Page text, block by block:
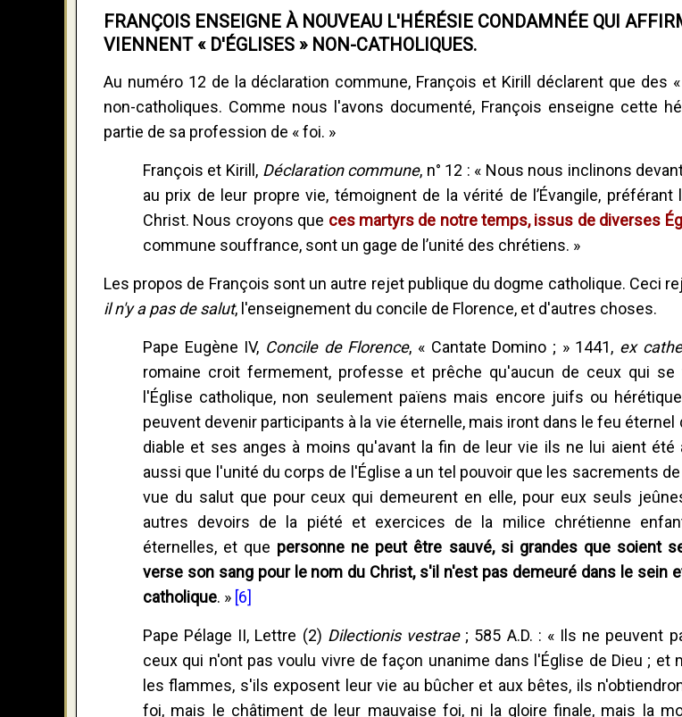
FRANÇOIS ENSEIGNE À NOUVEAU L'HÉRÉSIE CONDAMNÉE QUI
VIENNENT « D'ÉGLISES » NON-CATHOLIQUES.
Au numéro 12 de la déclaration commune, François et Kirill déclarent que des
non-catholiques. Comme nous l'avons documenté, François enseigne cette
partie de sa profession de « foi. »
François et Kirill, Déclaration commune, n° 12 : « Nous nous inclinons
au prix de leur propre vie, témoignent de la vérité de l’Évangile, préférant
Christ. Nous croyons que ces martyrs de notre temps, issus de diverses
commune souffrance, sont un gage de l’unité des chrétiens. »
Les propos de François sont un autre rejet publique du dogme catholique. Ceci
il n'y a pas de salut, l'enseignement du concile de Florence, et d'autres choses.
Pape Eugène IV, Concile de Florence, « Cantate Domino ; » 1441, ex
romaine croit fermement, professe et prêche qu'aucun de ceux qui
l'Église catholique, non seulement païens mais encore juifs ou
peuvent devenir participants à la vie éternelle, mais iront dans le feu éternel
diable et ses anges à moins qu'avant la fin de leur vie ils ne lui aient été
aussi que l'unité du corps de l'Église a un tel pouvoir que les sacrements
vue du salut que pour ceux qui demeurent en elle, pour eux seuls
autres devoirs de la piété et exercices de la milice chrétienne
éternelles, et que personne ne peut être sauvé, si grandes que soient
verse son sang pour le nom du Christ, s'il n'est pas demeuré dans le sein
catholique. » [6]
Pape Pélage II, Lettre (2) Dilectionis vestrae; 585 A.D. : « Ils ne peuvent
ceux qui n'ont pas voulu vivre de façon unanime dans l'Église de Dieu ; et
les flammes, s'ils exposent leur vie au bûcher et aux bêtes, ils
foi, mais le châtiment de leur mauvaise foi, ni la gloire finale, mais la